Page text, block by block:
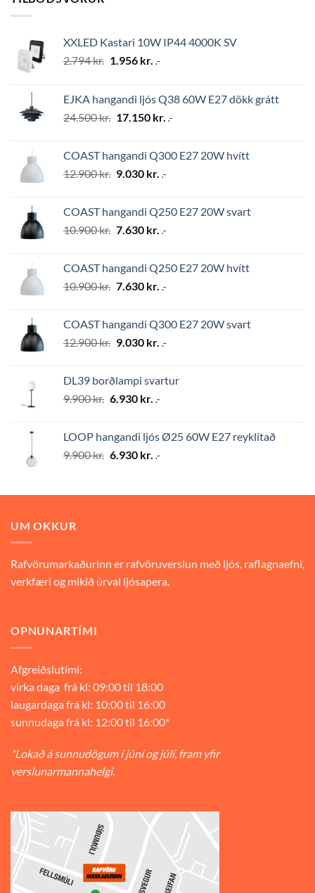
XXLED Kastari 10W IP44 4000K SV
2.794kr. Original
2.794 kr..
1.956 kr. Current
1.956 kr..
.-
EJKA hangandi ljós Q38 60W E27 dökk grátt
24.500kr. Original
24.500 kr..
17.150 kr. Current
17.150 kr..
.-
COAST hangandi Q300 E27 20W hvítt
12.900kr. Original
12.900 kr..
9.030 kr. Current
9.030 kr..
.-
COAST hangandi Q250 E27 20W svart
10.900kr. Original
10.900 kr..
7.630 kr. Current
7.630 kr..
.-
COAST hangandi Q250 E27 20W hvítt
10.900kr. Original
10.900 kr..
7.630 kr. Current
7.630 kr..
.-
COAST hangandi Q300 E27 20W svart
12.900kr. Original
12.900 kr..
9.030 kr. Current
9.030 kr..
.-
DL39 borðlampi svartur
9.900kr. Original
9.900 kr..
6.930 kr. Current
6.930 kr..
.-
LOOP hangandi ljós Ø25 60W E27 reyklitað
9.900kr. Original
9.900 kr..
6.930 kr. Current
6.930 kr..
.-
UM OKKUR
Rafvörumarkaðurinn er rafvöruverslun með ljós, raflagnaefni,
verkfæri og mikið úrval ljósapera.
OPNUNARTÍMI
Afgreiðslutími:
virka daga frá kl: 09:00 til 18:00
laugardaga frá kl: 10:00 til 16:00
sunnudaga frá kl: 12:00 til 16:00*
*Lokað á sunnudögum í júní og júlí, fram yfir
verslunarmannahelgi.